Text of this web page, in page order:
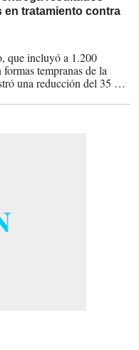
en tratamiento contra
que incluyó a 1.200
tempranas de la
una reducción del 35 %